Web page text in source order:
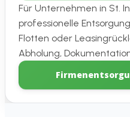
Für Unternehmen in St.
professionelle
Flotten oder
Abholung,